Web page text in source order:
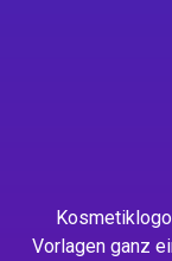
Vorlagen ganz